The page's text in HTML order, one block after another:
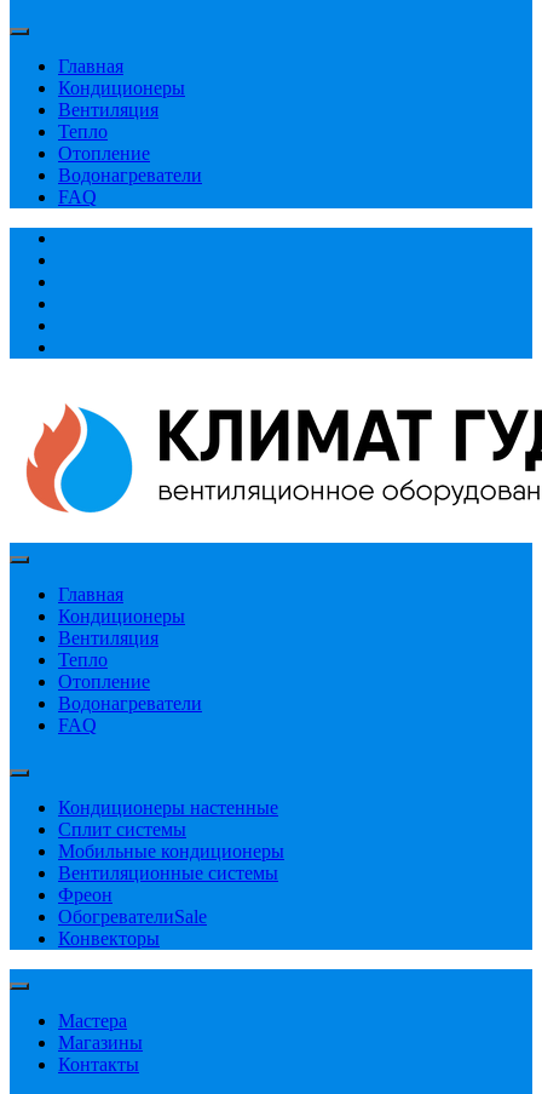
Главная
Кондиционеры
Вентиляция
Тепло
Отопление
Водонагреватели
FAQ
Главная
Кондиционеры
Вентиляция
Тепло
Отопление
Водонагреватели
FAQ
Кондиционеры настенные
Сплит системы
Мобильные кондиционеры
Вентиляционные системы
Фреон
ОбогревателиSale
Конвекторы
Мастера
Магазины
Контакты